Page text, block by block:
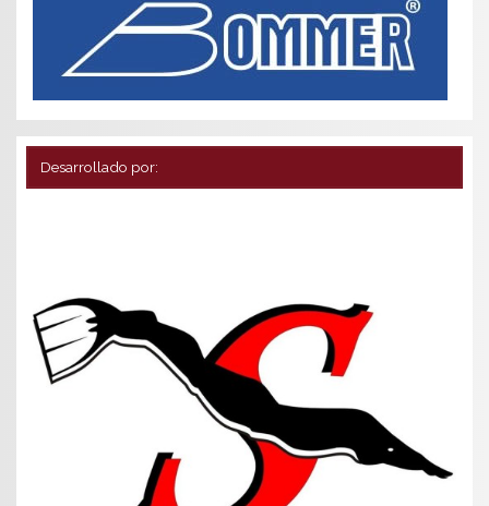
Desarrollado por: